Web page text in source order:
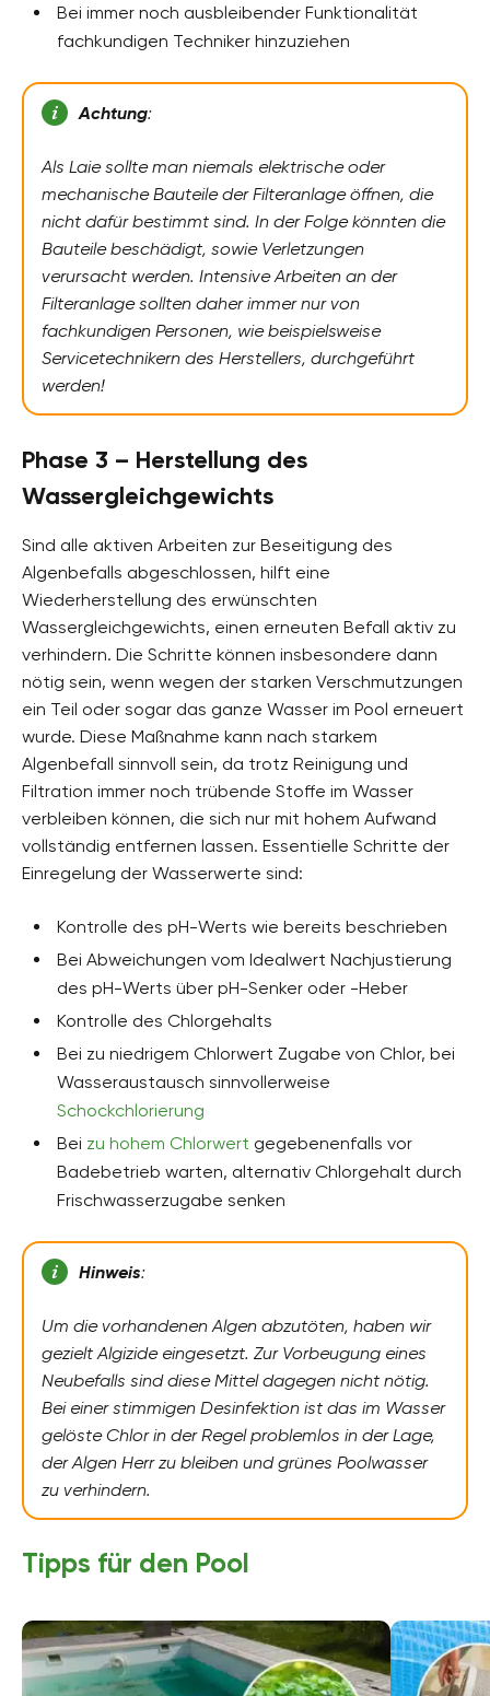
Bei immer noch ausbleibender Funktionalität
fachkundigen Techniker hinzuziehen
Achtung:
Als Laie sollte man niemals elektrische oder
mechanische Bauteile der Filteranlage öffnen, die
nicht dafür bestimmt sind. In der Folge könnten die
Bauteile beschädigt, sowie Verletzungen
verursacht werden. Intensive Arbeiten an der
Filteranlage sollten daher immer nur von
fachkundigen Personen, wie beispielsweise
Servicetechnikern des Herstellers, durchgeführt
werden!
Phase 3 – Herstellung des
Wassergleichgewichts
Sind alle aktiven Arbeiten zur Beseitigung des
Algenbefalls abgeschlossen, hilft eine
Wiederherstellung des erwünschten
Wassergleichgewichts, einen erneuten Befall aktiv zu
verhindern. Die Schritte können insbesondere dann
nötig sein, wenn wegen der starken Verschmutzungen
ein Teil oder sogar das ganze Wasser im Pool erneuert
wurde. Diese Maßnahme kann nach starkem
Algenbefall sinnvoll sein, da trotz Reinigung und
Filtration immer noch trübende Stoffe im Wasser
verbleiben können, die sich nur mit hohem Aufwand
vollständig entfernen lassen. Essentielle Schritte der
Einregelung der Wasserwerte sind:
Kontrolle des pH-Werts wie bereits beschrieben
Bei Abweichungen vom Idealwert Nachjustierung
des pH-Werts über pH-Senker oder -Heber
Kontrolle des Chlorgehalts
Bei zu niedrigem Chlorwert Zugabe von Chlor, bei
Wasseraustausch sinnvollerweise
Schockchlorierung
Bei zu hohem Chlorwert gegebenenfalls vor
Badebetrieb warten, alternativ Chlorgehalt durch
Frischwasserzugabe senken
Hinweis:
Um die vorhandenen Algen abzutöten, haben wir
gezielt Algizide eingesetzt. Zur Vorbeugung eines
Neubefalls sind diese Mittel dagegen nicht nötig.
Bei einer stimmigen Desinfektion ist das im Wasser
gelöste Chlor in der Regel problemlos in der Lage,
der Algen Herr zu bleiben und grünes Poolwasser
zu verhindern.
Tipps für den Pool